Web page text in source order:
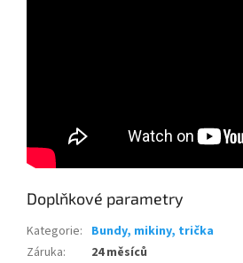
Doplňkové parametry
Kategorie: Bundy, mikiny, trička
Záruka:
24 měsíců
Powered by chaterimo